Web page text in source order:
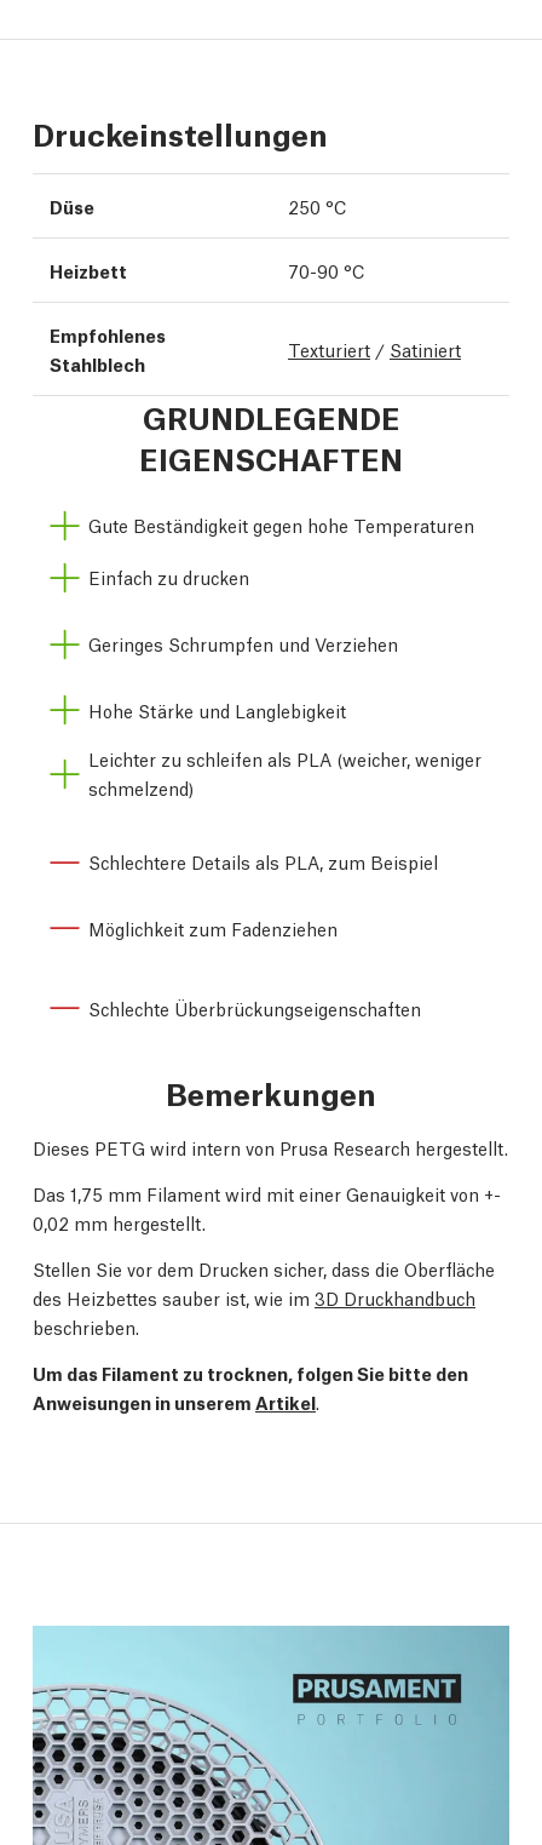
Druckeinstellungen
Düse 250 °C
Heizbett 70-90 °C
Empfohlenes
Stahlblech
Texturiert / Satiniert
GRUNDLEGENDE
EIGENSCHAFTEN
Gute Beständigkeit gegen hohe Temperaturen
Einfach zu drucken
Geringes Schrumpfen und Verziehen
Hohe Stärke und Langlebigkeit
Leichter zu schleifen als PLA (weicher, weniger
schmelzend)
Schlechtere Details als PLA, zum Beispiel
Möglichkeit zum Fadenziehen
Schlechte Überbrückungseigenschaften
Bemerkungen
Dieses PETG wird intern von Prusa Research hergestellt.
Das 1,75 mm Filament wird mit einer Genauigkeit von +-
0,02 mm hergestellt.
Stellen Sie vor dem Drucken sicher, dass die Oberfläche
des Heizbettes sauber ist, wie im 3D Druckhandbuch
beschrieben.
Um das Filament zu trocknen, folgen Sie bitte den
Anweisungen in unserem Artikel